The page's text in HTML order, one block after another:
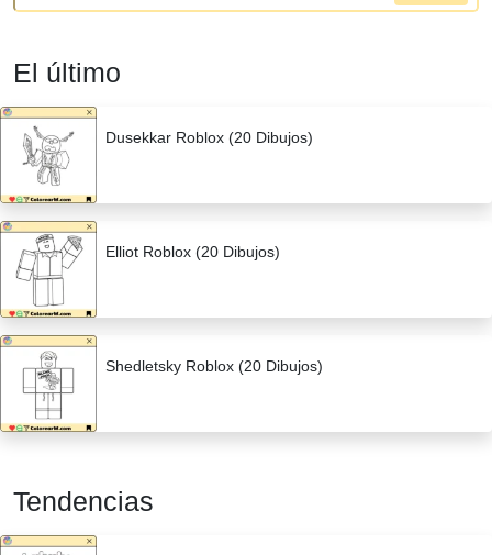
El último
Dusekkar Roblox (20 Dibujos)
Elliot Roblox (20 Dibujos)
Shedletsky Roblox (20 Dibujos)
Tendencias